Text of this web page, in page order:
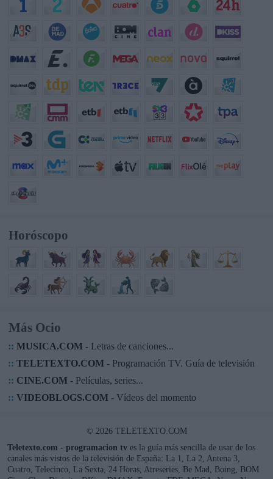
Horóscopo
Más Ocio
:: MUSICA.COM- Letras de canciones...
:: TELETEXTO.COM- Programación TV. Guía de televisión
:: CINE.COM- Películas, series...
:: VIDEOBLOGS.COM- Vídeos del momento
© 2026 TELETEXTO.COM
Teletexto.com - programacion tv es la guía más sencilla de usar de los
canales más vistos de la televisión de España: La 1, La 2, Antena 3,
Cuatro, Telecinco, La Sexta, 24 Horas, Atreseries, Be Mad, Boing, BOM